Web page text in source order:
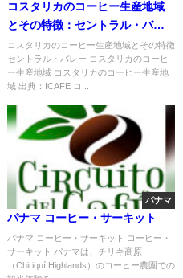
コスタリカのコーヒー生産地域
とその特徴：セントラル・バレ
ー
コスタリカのコーヒー生産地域とその特徴
セントラル・バレー コスタリカのコーヒ
ー生産地域 コスタリカのコーヒー生産地
域 出典：ICAFE コ...
パナマ
パナマ コーヒー・サーキット
パナマ コーヒー・サーキット コーヒー・
サーキット パナマは、チリキ高原
（Chiriquí Highlands）のコーヒー農園での